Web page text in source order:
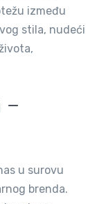
između
stila, nudeći
–
u surovu
brenda.